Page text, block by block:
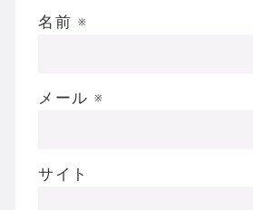
名前 ※
メール ※
サイト